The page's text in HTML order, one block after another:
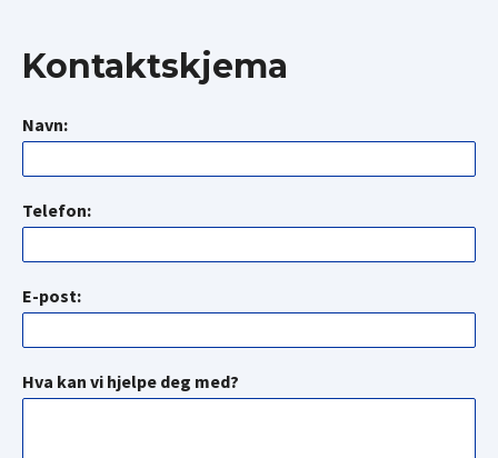
Kontaktskjema
Navn:
Telefon:
E-post:
Hva kan vi hjelpe deg med?